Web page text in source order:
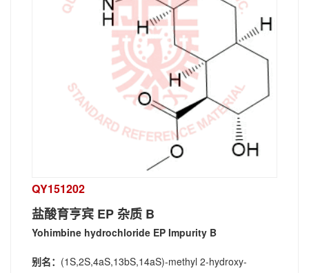
QY151202
盐酸育亨宾 EP 杂质 B
Yohimbine hydrochloride EP Impurity B
别名： (1S,2S,4aS,13bS,14aS)-methyl 2-hydroxy-